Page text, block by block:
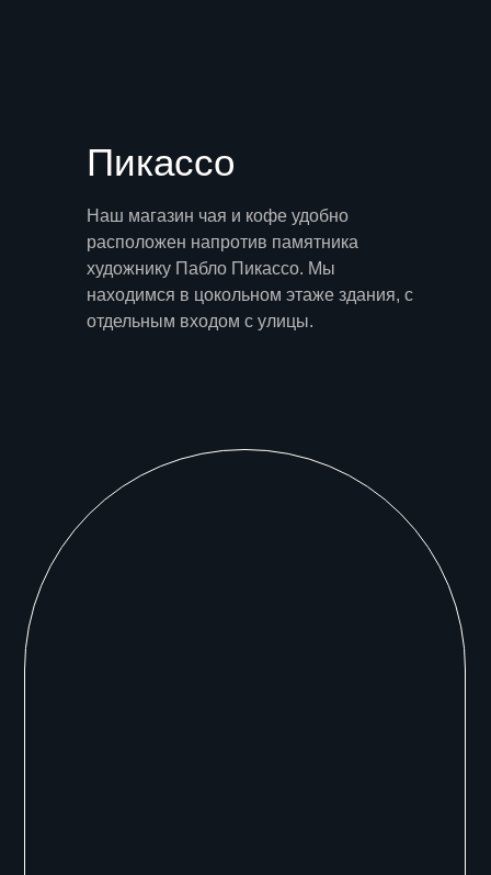
Наш магазин чая и кофе удобно
расположен напротив памятника
художнику Пабло Пикассо. Мы
находимся в цокольном этаже здания, с
отдельным входом с улицы.
Пикассо